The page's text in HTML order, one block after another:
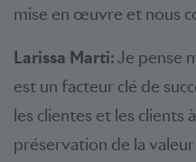
mise en œuvre et nous
Larissa Marti: Je pense
est un facteur clé de
les clientes et les clients
préservation de la